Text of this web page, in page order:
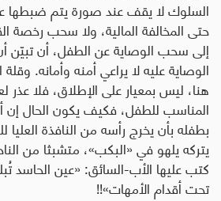
السلوك لا يقف عند صورة يتم ضبطها
حتى المخالفة المالية، ولا سحب رخصة
إلى سحب الوصاية عن الطفل، أن تبيّن
الوصاية عليه لا يراعي أمنه وأمانه.
هنا، ليس بمعيار على الإطلاق، فلا عذر
المناسب للطفل، فكيف يكون الحال إن
بطفله بأن يخرج رأسه من النافذة العليا
يتركه يلهو في «البكب»، متشبثا من
كتب عليها الأب-السائق: «عين الحاسد
تحت أقدام الأمهات»!!